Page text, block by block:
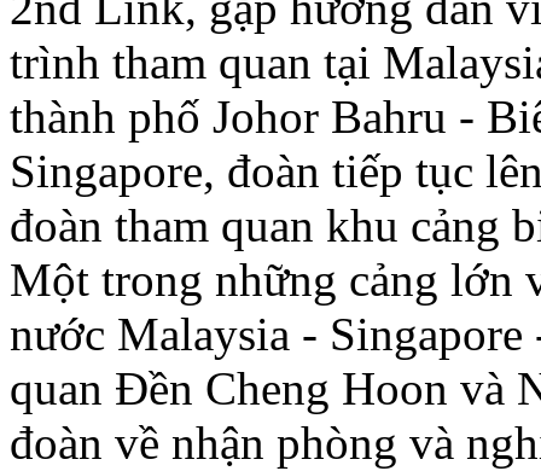
trình tham quan tại
thành phố Johor Bahru -
Singapore, đoàn tiếp tục
đoàn tham quan khu cảng
Một trong những cảng lớn
nước Malaysia -
quan Đền Cheng Hoon và
đoàn về nhận phòng và